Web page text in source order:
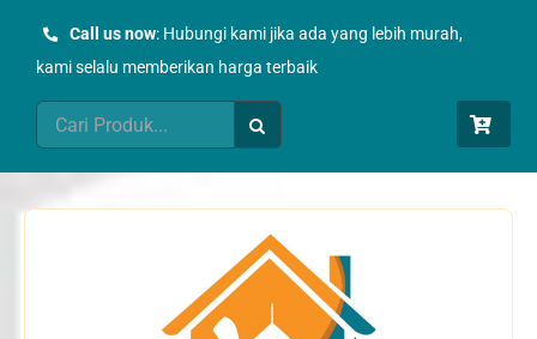
Call us now: Hubungi kami jika ada yang lebih murah,
kami selalu memberikan harga terbaik
Search
for: